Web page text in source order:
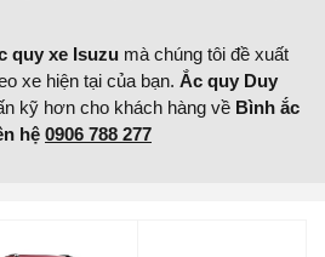
quy xe Isuzu mà chúng tôi đề xuất
xe hiện tại của bạn. Ắc quy Duy
kỹ hơn cho khách hàng về Bình ắc
hệ 0906 788 277